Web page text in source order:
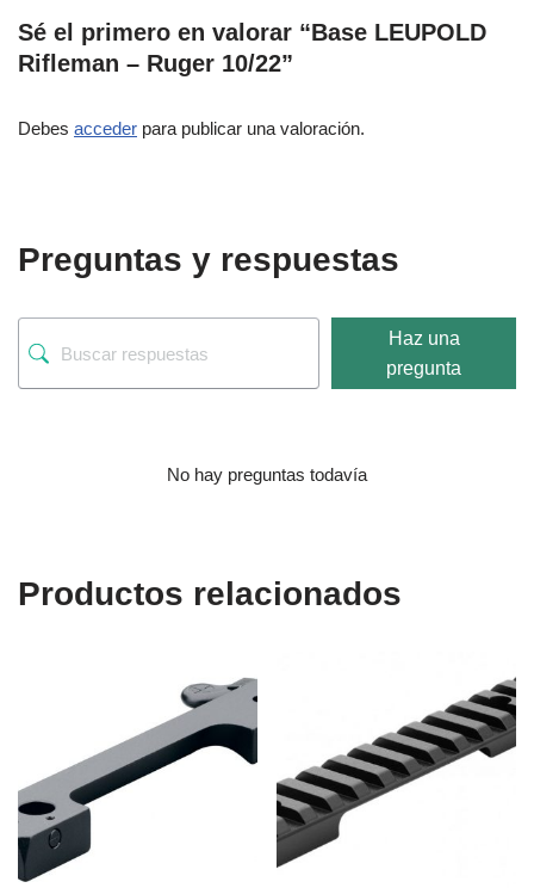
Sé el primero en valorar “Base LEUPOLD
Rifleman – Ruger 10/22”
Debes acceder para publicar una valoración.
Preguntas y respuestas
Haz una
pregunta
No hay preguntas todavía
Productos relacionados